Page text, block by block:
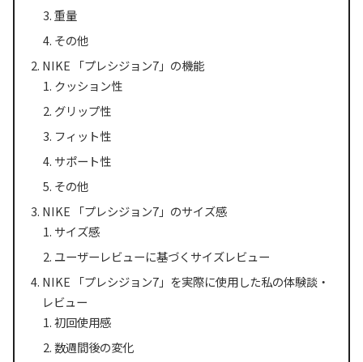
重量
その他
NIKE 「プレシジョン7」の機能
クッション性
グリップ性
フィット性
サポート性
その他
NIKE 「プレシジョン7」のサイズ感
サイズ感
ユーザーレビューに基づくサイズレビュー
NIKE 「プレシジョン7」を実際に使用した私の体験談・
レビュー
初回使用感
数週間後の変化